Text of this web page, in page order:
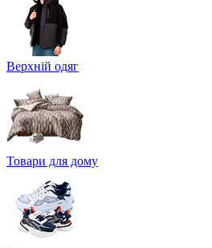
Верхній одяг
Товари для дому